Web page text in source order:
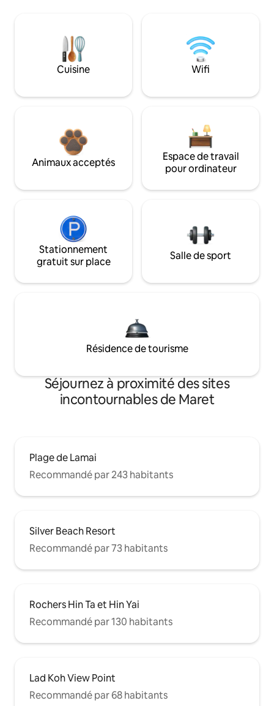
Cuisine Wifi
Animaux acceptés
Espace de travail
pour ordinateur
Stationnement
gratuit sur place
Salle de sport
Résidence de tourisme
Séjournez à proximité des sites
incontournables de Maret
Plage de Lamai
Recommandé par 243 habitants
Silver Beach Resort
Recommandé par 73 habitants
Rochers Hin Ta et Hin Yai
Recommandé par 130 habitants
Lad Koh View Point
Recommandé par 68 habitants